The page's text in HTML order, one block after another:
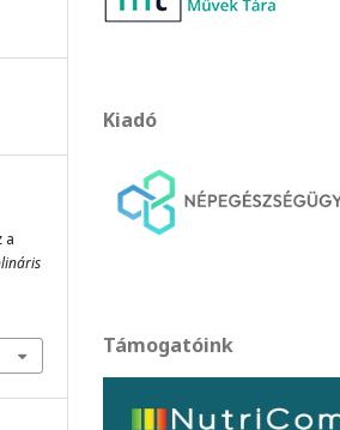
a
Kiadó
Támogatóink